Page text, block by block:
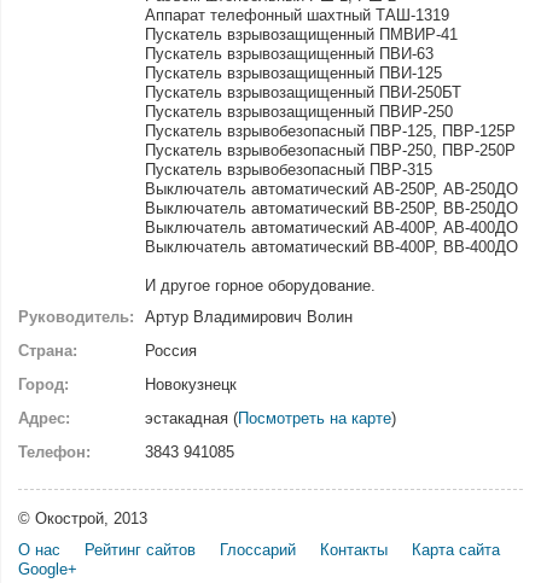
Аппарат телефонный шахтный ТАШ-1319
Пускатель взрывозащищенный ПМВИР-41
Пускатель взрывозащищенный ПВИ-63
Пускатель взрывозащищенный ПВИ-125
Пускатель взрывозащищенный ПВИ-250БТ
Пускатель взрывозащищенный ПВИР-250
Пускатель взрывобезопасный ПВР-125, ПВР-125Р
Пускатель взрывобезопасный ПВР-250, ПВР-250Р
Пускатель взрывобезопасный ПВР-315
Выключатель автоматический АВ-250Р, АВ-250ДО
Выключатель автоматический ВВ-250Р, ВВ-250ДО
Выключатель автоматический АВ-400Р, АВ-400ДО
Выключатель автоматический ВВ-400Р, ВВ-400ДО
И другое горное оборудование.
Руководитель:
Артур Владимирович Волин
Страна:
Россия
Город:
Новокузнецк
Адрес:
эстакадная (Посмотреть на карте)
Телефон:
3843 941085
© Окострой, 2013
О нас
Рейтинг сайтов Глоссарий Контакты
Карта сайта
Google+